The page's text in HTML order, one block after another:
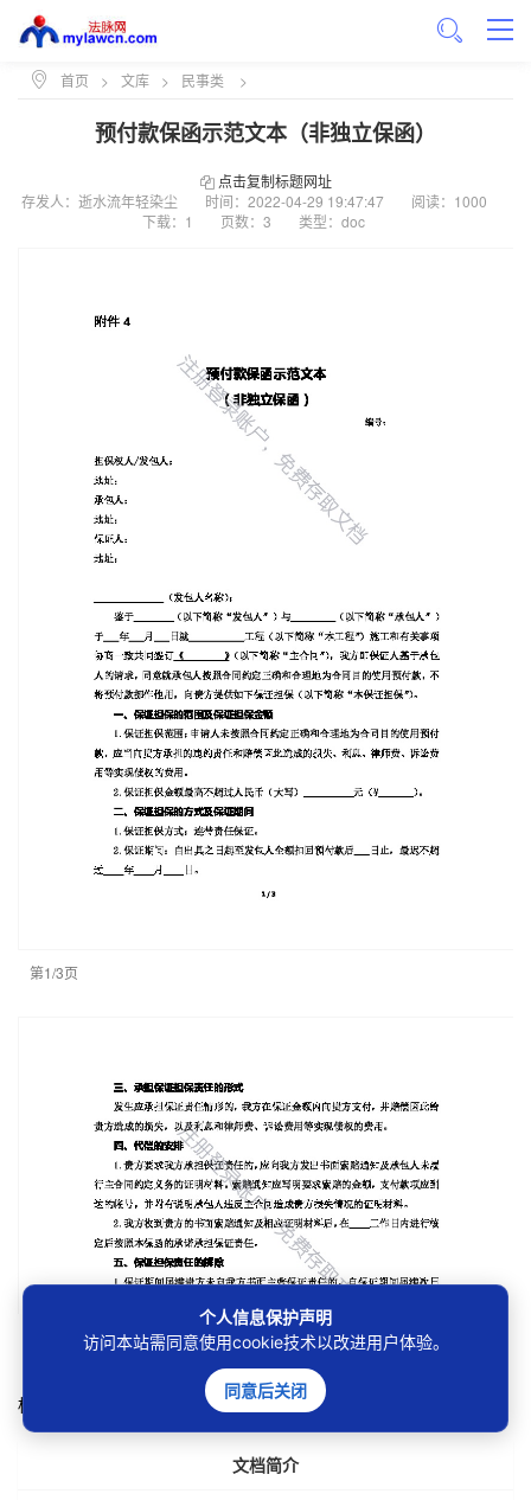
首页 > 文库 > 民事类 >
预付款保函示范文本（非独立保函）
点击复制标题网址
存发人：逝水流年轻染尘
时间： 2022-04-29 19:47:47
阅读：1000
下载：1
页数：3 类型：doc
第1/3页
下载本地，更方便阅读!
免费下载 加入vip
标签： #自然资源# #投标#
文档简介
个人信息保护声明
访问本站需同意使用cookie技术以改进用户体验。
同意后关闭